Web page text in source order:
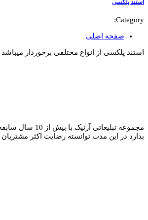
استند پلکسی
Category:
صفحه اصلی
استند پلکسی از انواع مختلفی برخوردار
مجموعه
بدارد در این مدت توانسته رضایت اکثر